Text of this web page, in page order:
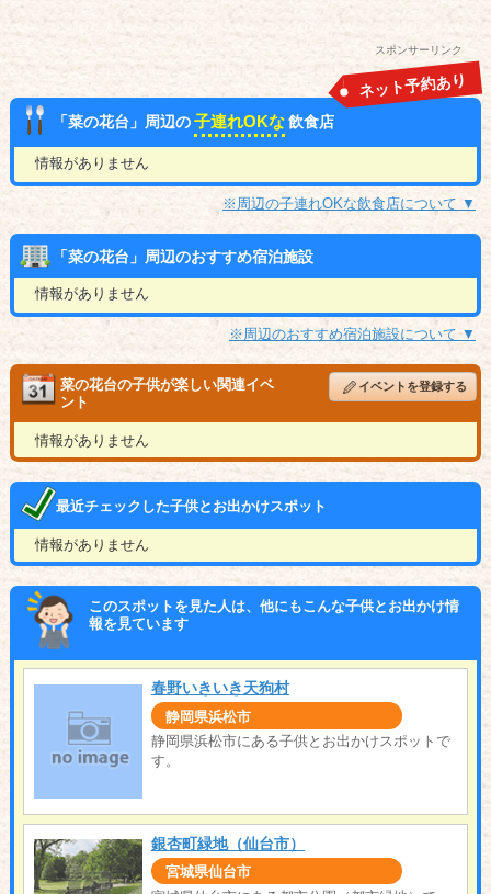
スポンサーリンク
「菜の花台」周辺の子連れOKな 飲食店
ネット予約あり
情報がありません
※周辺の子連れOKな飲食店について ▼
「菜の花台」周辺のおすすめ宿泊施設
情報がありません
※周辺のおすすめ宿泊施設について ▼
菜の花台の子供が楽しい関連イベ
ント
イベントを登録する
情報がありません
最近チェックした子供とお出かけスポット
情報がありません
このスポットを見た人は、他にもこんな子供とお出かけ情
報を見ています
春野いきいき天狗村
静岡県浜松市
静岡県浜松市にある子供とお出かけスポットで
す。
銀杏町緑地（仙台市）
宮城県仙台市